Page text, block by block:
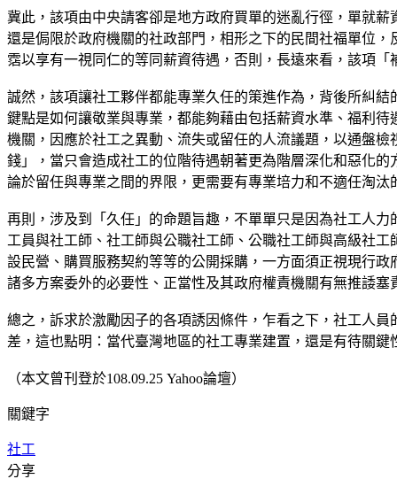
冀此，該項由中央請客卻是地方政府買單的迷亂行徑，單就
還是侷限於政府機關的社政部門，相形之下的民間社福單位
霑以享有一視同仁的等同薪資待遇，否則，長遠來看，該項
誠然，該項讓社工夥伴都能專業久任的策進作為，背後所糾
鍵點是如何讓敬業與專業，都能夠藉由包括薪資水準、福利
機關，因應於社工之異動、流失或留任的人流議題，以通盤
錢」，當只會造成社工的位階待遇朝著更為階層深化和惡化
論於留任與專業之間的界限，更需要有專業培力和不適任淘汰
再則，涉及到「久任」的命題旨趣，不單單只是因為社工人
工員與社工師、社工師與公職社工師、公職社工師與高級社
設民營、購買服務契約等等的公開採購，一方面須正視現行
諸多方案委外的必要性、正當性及其政府權責機關有無推諉塞
總之，訴求於激勵因子的各項誘因條件，乍看之下，社工人
差，這也點明：當代臺灣地區的社工專業建置，還是有待關
（本文曾刊登於108.09.25 Yahoo論壇）
關鍵字
社工
分享